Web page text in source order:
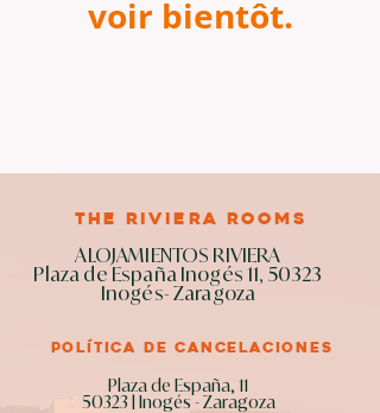
voir bientôt.
the riviera rooms
ALOJAMIENTOS RIVIERA
Plaza de España Inogés 11, 50323
Inogés- Zaragoza
política de cancelaciones
Plaza de España, 11
50323 | Inogés - Zaragoza